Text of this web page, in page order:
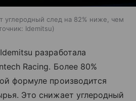
углеродный след на 82% ниже, чем
Idemitsu
разработала
Racing. Более 80%
формуле производится
Это снижает углеродный